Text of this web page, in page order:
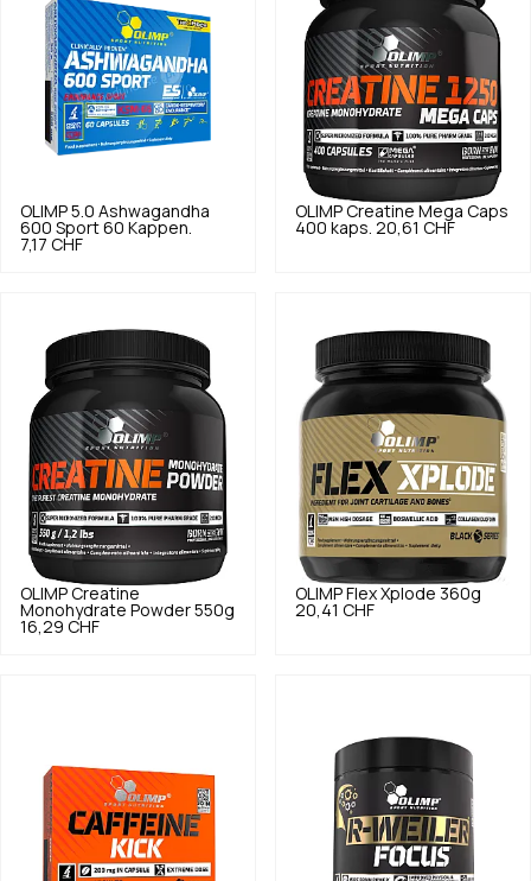
OLIMP 5.0 Ashwagandha
600 Sport 60 Kappen.
7,17 CHF
OLIMP Creatine Mega Caps
400 kaps. 20,61 CHF
OLIMP Creatine
Monohydrate Powder 550g
16,29 CHF
OLIMP Flex Xplode 360g
20,41 CHF